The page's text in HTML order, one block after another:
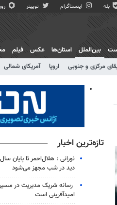
بله اینستاگرام توییتر
بین‌الملل
مرکزی و جنوبی اروپا آمریکای شمالی
استان‌ها عکس فیلم
تازه‌ترین اخبار
نورانی : هلال‌احمر تا پایان
دید در شب مجهز می‌شود
رسانه شریک مدیریت در
امیدآفرینی است